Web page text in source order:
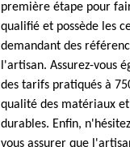
première étape pour
qualifié et possède les
demandant des
l'artisan. Assurez-vous
des tarifs pratiqués à
qualité des matériaux
durables. Enfin,
vous assurer que